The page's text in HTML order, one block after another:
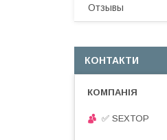
Отзывы
КОНТАКТИ
✅ SEXTOP